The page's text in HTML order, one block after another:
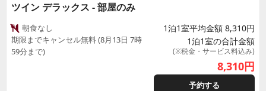
ツイン デラックス - 部屋のみ
朝食なし
期限までキャンセル無料 (8月13日 7時
59分まで)
1泊1室平均金額 8,310円
1泊1室の合計金額
(※税金・サービス料込み)
8,310円
予約する